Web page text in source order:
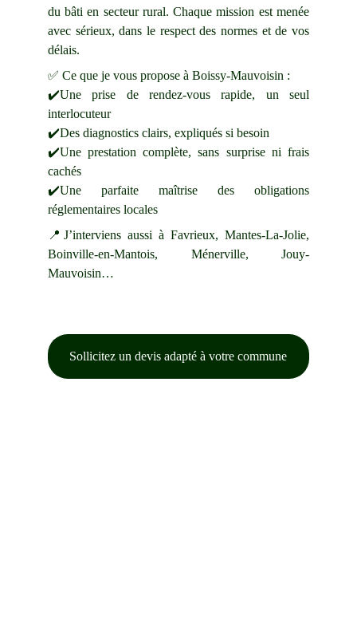
du bâti en secteur rural. Chaque mission est menée
avec sérieux, dans le respect des normes et de vos
délais.
✅ Ce que je vous propose à Boissy-Mauvoisin :
✔️Une prise de rendez-vous rapide, un seul
interlocuteur
✔️Des diagnostics clairs, expliqués si besoin
✔️Une prestation complète, sans surprise ni frais
cachés
✔️Une parfaite maîtrise des obligations
réglementaires locales
📍J’interviens aussi à Favrieux, Mantes-La-Jolie,
Boinville-en-Mantois, Ménerville, Jouy-
Mauvoisin…
Sollicitez un devis adapté à votre commune